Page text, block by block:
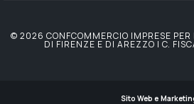
© 2026 CONFCOMMERCIO IMPRESE PER
DI FIRENZE E DI AREZZO | C.
Sito Web e